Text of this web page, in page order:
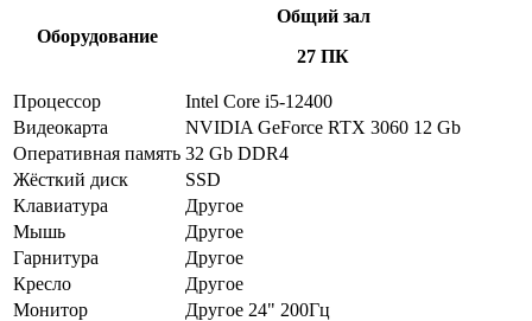
Оборудование
Общий зал
27 ПК
Процессор
Intel Core i5-12400
Видеокарта
NVIDIA GeForce RTX 3060 12 Gb
Оперативная память 32 Gb DDR4
Жёсткий диск
SSD
Клавиатура
Другое
Мышь
Другое
Гарнитура
Другое
Кресло
Другое
Монитор
Другое 24" 200Гц